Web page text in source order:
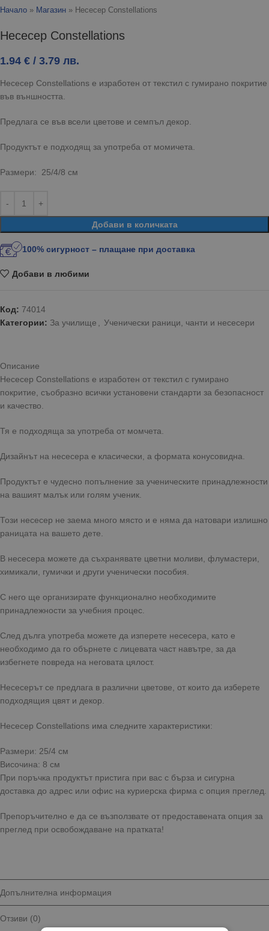
Начало » Магазин » Несесер Constellations
Несесер Constellations
1.94 € / 3.79 лв.
Несесер Constellations е изработен от текстил с гумирано покритие
във външността.
Предлага се във всели цветове и семпъл декор.
Продуктът е подходящ за употреба от момичета.
Размери: 25/4/8 см
Добави в количката
100% сигурност – плащане при доставка
Добави в любими
Код: 74014
Категории: За училище , Ученически раници, чанти и несесери
Описание
Несесер Constellations е изработен от текстил с гумирано
покритие, съобразно всички установени стандарти за безопасност
и качество.
Тя е подходяща за употреба от момчета.
Дизайнът на несесера е класически, а формата конусовидна.
Продуктът е чудесно попълнение за ученическите принадлежности
на вашият малък или голям ученик.
Този несесер не заема много място и е няма да натовари излишно
раницата на вашето дете.
В несесера можете да съхранявате цветни моливи, флумастери,
химикали, гумички и други ученически пособия.
С него ще организирате функционално необходимите
принадлежности за учебния процес.
След дълга употреба можете да изперете несесера, като е
необходимо да го обърнете с лицевата част навътре, за да
избегнете повреда на неговата цялост.
Несесерът се предлага в различни цветове, от които да изберете
подходящия цвят и декор.
Несесер Constellations има следните характеристики:
Размери: 25/4 см
Височина: 8 см
При поръчка продуктът пристига при вас с бърза и сигурна
доставка до адрес или офис на куриерска фирма с опция преглед.
Препоръчително е да се възползвате от предоставената опция за
преглед при освобождаване на пратката!
Допълнителна информация
Отзиви (0)